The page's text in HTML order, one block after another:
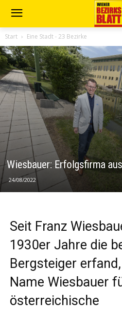
Start Eine Stadt - 23 Bezirke
Wiesbauer: Erfolgsfirma
24/08/2022
Seit Franz
1930er Jahre die
Bergsteiger
Name Wiesbauer
österreichische